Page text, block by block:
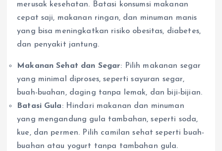
merusak kesehatan. Batasi konsumsi makanan
cepat saji, makanan ringan, dan minuman manis
yang bisa meningkatkan risiko obesitas, diabetes,
dan penyakit jantung.
Makanan Sehat dan Segar: Pilih makanan segar
yang minimal diproses, seperti sayuran segar,
buah-buahan, daging tanpa lemak, dan biji-bijian.
Batasi Gula: Hindari makanan dan minuman
yang mengandung gula tambahan, seperti soda,
kue, dan permen. Pilih camilan sehat seperti buah-
buahan atau yogurt tanpa tambahan gula.